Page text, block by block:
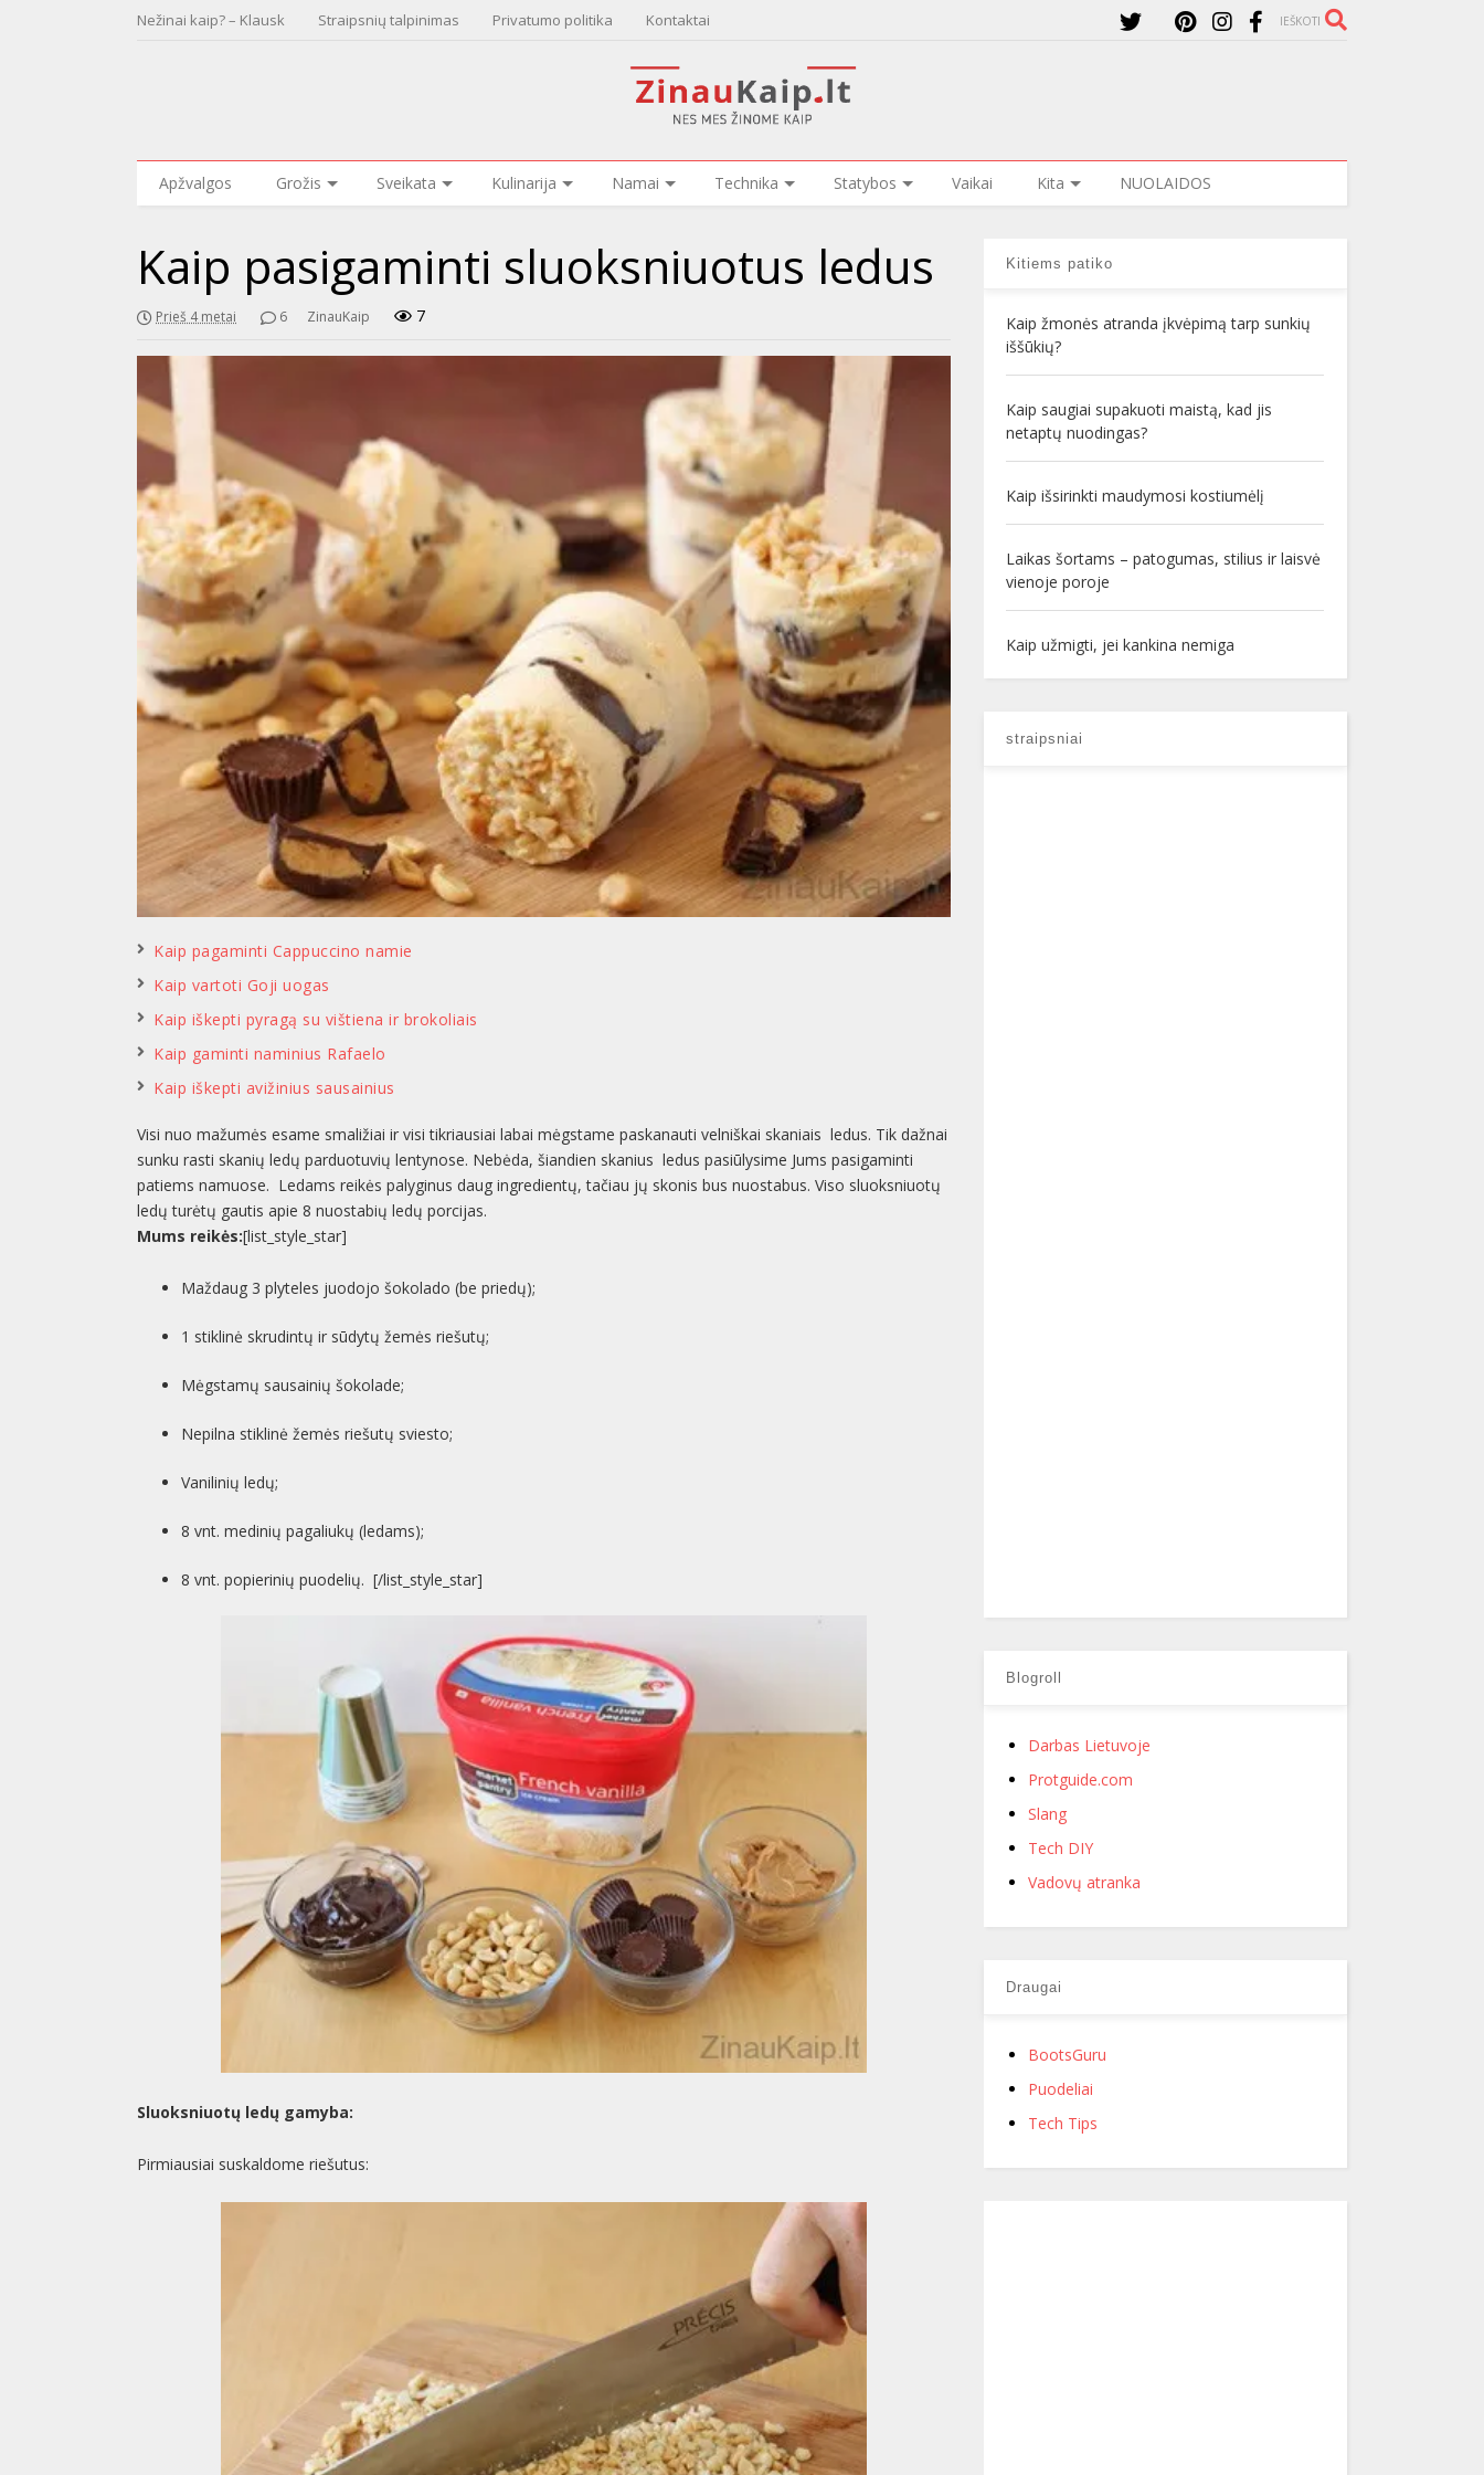
Nežinai kaip? – Klausk Straipsnių talpinimas Privatumo politika Kontaktai IEŠKOTI
Apžvalgos Grožis Sveikata Kulinarija Namai Technika Statybos Vaikai Kita NUOLAIDOS
Kaip pasigaminti sluoksniuotus ledus
Prieš 4 metai 6 ZinauKaip 7
Kaip pagaminti Cappuccino namie
Kaip vartoti Goji uogas
Kaip iškepti pyragą su vištiena ir brokoliais
Kaip gaminti naminius Rafaelo
Kaip iškepti avižinius sausainius
Visi nuo mažumės esame smaližiai ir visi tikriausiai labai mėgstame paskanauti velniškai skaniais ledus. Tik dažnai
sunku rasti skanių ledų parduotuvių lentynose. Nebėda, šiandien skanius ledus pasiūlysime Jums pasigaminti
patiems namuose. Ledams reikės palyginus daug ingredientų, tačiau jų skonis bus nuostabus. Viso sluoksniuotų
ledų turėtų gautis apie 8 nuostabių ledų porcijas.
Mums reikės:[list_style_star]
Maždaug 3 plyteles juodojo šokolado (be priedų);
1 stiklinė skrudintų ir sūdytų žemės riešutų;
Mėgstamų sausainių šokolade;
Nepilna stiklinė žemės riešutų sviesto;
Vanilinių ledų;
8 vnt. medinių pagaliukų (ledams);
8 vnt. popierinių puodelių. [/list_style_star]
Sluoksniuotų ledų gamyba:
Pirmiausiai suskaldome riešutus:
Kitiems patiko
Kaip žmonės atranda įkvėpimą tarp sunkių
iššūkių?
Kaip saugiai supakuoti maistą, kad jis
netaptų nuodingas?
Kaip išsirinkti maudymosi kostiumėlį
Laikas šortams – patogumas, stilius ir laisvė
vienoje poroje
Kaip užmigti, jei kankina nemiga
straipsniai
Blogroll
Darbas Lietuvoje
Protguide.com
Slang
Tech DIY
Vadovų atranka
Draugai
BootsGuru
Puodeliai
Tech Tips